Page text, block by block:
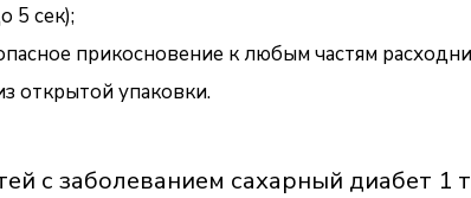
5 сек);
прикосновение к любым частям
открытой упаковки.
с заболеванием сахарный диабет 1